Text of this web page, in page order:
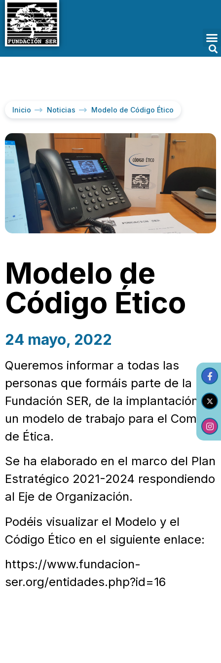
Inicio Noticias Modelo de Código Ético
Modelo de
Código Ético
24 mayo, 2022
Queremos informar a todas las
personas que formáis parte de la
Fundación SER, de la implantación de
un modelo de trabajo para el Comité
de Ética.
Se ha elaborado en el marco del Plan
Estratégico 2021-2024 respondiendo
al Eje de Organización.
Podéis visualizar el Modelo y el
Código Ético en el siguiente enlace:
https://www.fundacion-
ser.org/entidades.php?id=16